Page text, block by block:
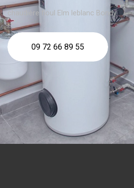
chaudière fioul Elm leblanc Bondy
09 72 66 89 55